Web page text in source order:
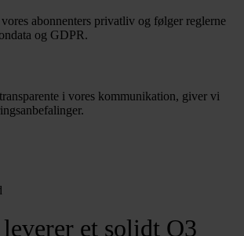
abonnenters privatliv og følger reglerne
og GDPR.
i vores kommunikation, giver vi
et solidt Q3